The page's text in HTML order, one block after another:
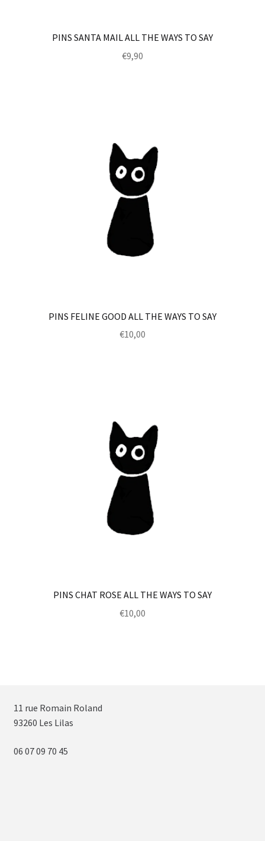
PINS SANTA MAIL ALL THE WAYS TO SAY
€9,90
PINS FELINE GOOD ALL THE WAYS TO SAY
€10,00
PINS CHAT ROSE ALL THE WAYS TO SAY
€10,00
11 rue Romain Roland
93260 Les Lilas
06 07 09 70 45